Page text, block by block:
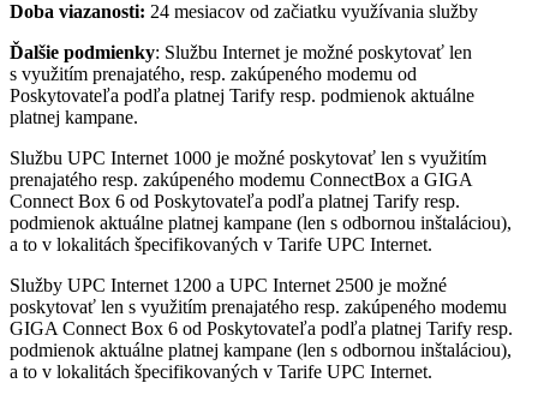
Doba viazanosti: 24 mesiacov od začiatku využívania služby
Ďalšie podmienky: Službu Internet je možné poskytovať len
s využitím prenajatého, resp. zakúpeného modemu od
Poskytovateľa podľa platnej Tarify resp. podmienok aktuálne
platnej kampane.
Službu UPC Internet 1000 je možné poskytovať len s využitím
prenajatého resp. zakúpeného modemu ConnectBox a GIGA
Connect Box 6 od Poskytovateľa podľa platnej Tarify resp.
podmienok aktuálne platnej kampane (len s odbornou inštaláciou),
a to v lokalitách špecifikovaných v Tarife UPC Internet.
Služby UPC Internet 1200 a UPC Internet 2500 je možné
poskytovať len s využitím prenajatého resp. zakúpeného modemu
GIGA Connect Box 6 od Poskytovateľa podľa platnej Tarify resp.
podmienok aktuálne platnej kampane (len s odbornou inštaláciou),
a to v lokalitách špecifikovaných v Tarife UPC Internet.